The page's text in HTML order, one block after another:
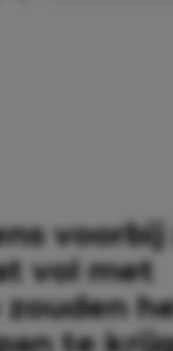
voorbij
vol met
te